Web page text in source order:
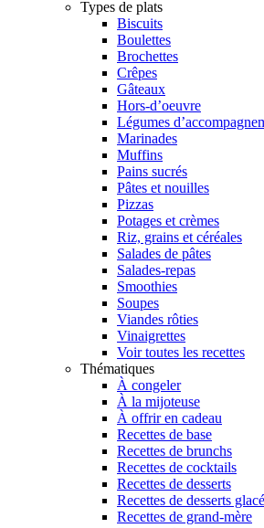
Types de plats
Biscuits
Boulettes
Brochettes
Crêpes
Gâteaux
Hors-d’oeuvre
Légumes
Marinades
Muffins
Pains sucrés
Pâtes et nouilles
Pizzas
Potages et crèmes
Riz, grains et céréales
Salades de pâtes
Salades-repas
Smoothies
Soupes
Viandes rôties
Vinaigrettes
Voir toutes les recettes
Thématiques
À congeler
À la mijoteuse
À offrir en cadeau
Recettes de base
Recettes de brunchs
Recettes de cocktails
Recettes de desserts
Recettes de desserts
Recettes de grand-mère